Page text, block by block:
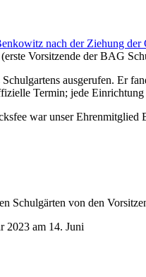
Vorsitzende der BAG
ausgerufen. Er
Termin; jede
war unser
von den
2023 am 14. Juni